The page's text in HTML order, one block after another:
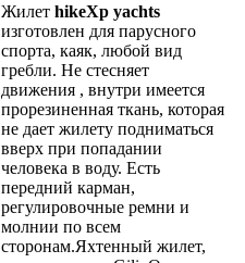
Жилет hikeXp yachts
изготовлен для парусного
спорта, каяк, любой вид
гребли. Не стесняет
движения , внутри имеется
прорезиненная ткань, которая
не дает жилету подниматься
вверх при попадании
человека в воду. Есть
передний карман,
регулировочные ремни и
молнии по всем
сторонам.Яхтенный жилет,